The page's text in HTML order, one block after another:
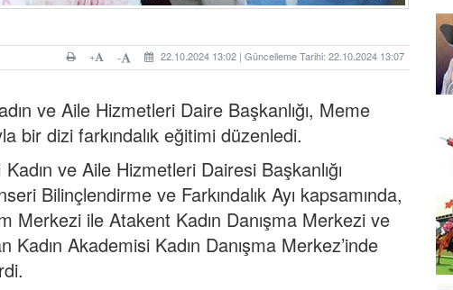
22.10.2024 13:02 | Güncelleme Tarihi: 22.10.2024 13:07
-
+
ve Aile Hizmetleri Daire Başkanlığı, Meme
bir dizi farkındalık eğitimi düzenledi.
Kadın ve Aile Hizmetleri Dairesi Başkanlığı
Bilinçlendirme ve Farkındalık Ayı kapsamında,
Merkezi ile Atakent Kadın Danışma Merkezi ve
Kadın Akademisi Kadın Danışma Merkez’inde